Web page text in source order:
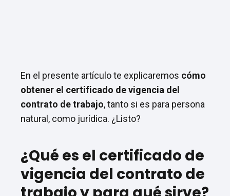
En el presente artículo te explicaremos cómo
obtener el certificado de vigencia del
contrato de trabajo, tanto si es para persona
natural, como jurídica. ¿Listo?
¿Qué es el certificado de
vigencia del contrato de